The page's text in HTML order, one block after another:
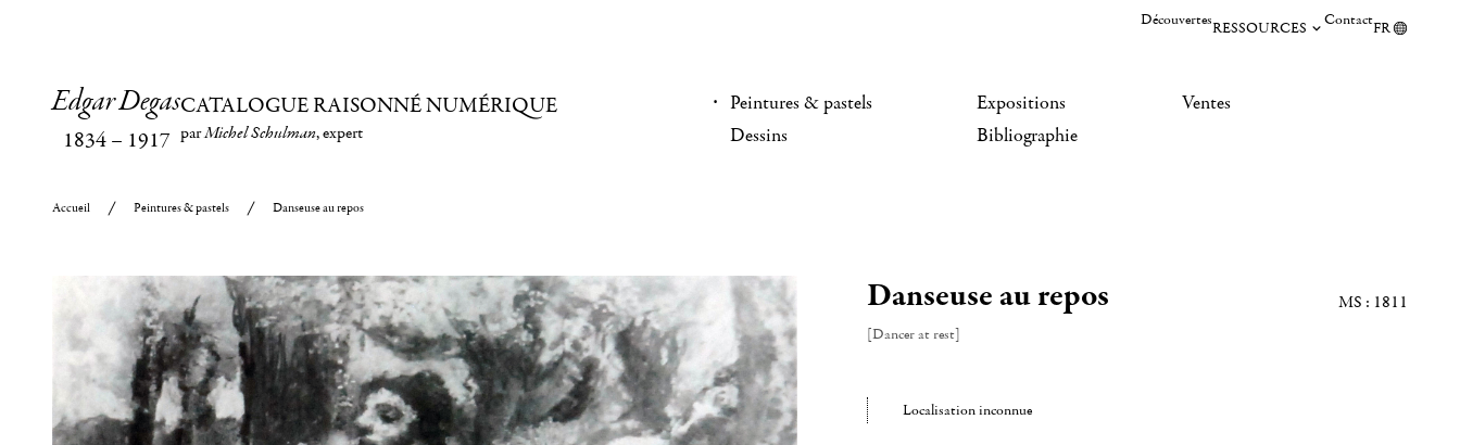
DécouvertesRESSOURCES ContactFR
Edgar Degas
1834– 1917
CATALOGUE RAISONNÉ NUMÉRIQUE
parMichel Schulman, expert
Peintures & pastels
Dessins
Expositions
Bibliographie
Ventes
Accueil Peintures & pastels Danseuse au repos
Danseuse au repos
[Dancer at rest]
MS : 1811
Localisation inconnue